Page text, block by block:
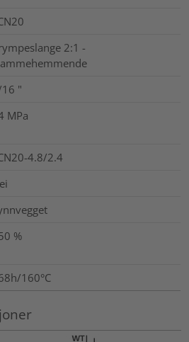
2:1 -
"
MPa
4.8/2.4
%
160°C